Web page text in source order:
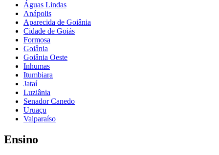
Águas Lindas
Anápolis
Aparecida de Goiânia
Cidade de Goiás
Formosa
Goiânia
Goiânia Oeste
Inhumas
Itumbiara
Jataí
Luziânia
Senador Canedo
Uruaçu
Valparaíso
Ensino